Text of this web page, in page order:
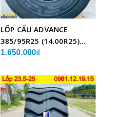
LỐP CẨU ADVANCE
385/95R25 (14.00R25)
GLB05 BỐ THÉP
1.650.000₫